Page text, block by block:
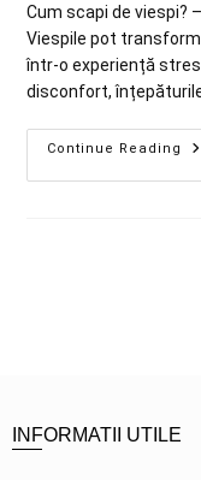
Cum scapi de viespi?
Viespile pot
într-o experiență
disconfort, înțepăturile
Continue Reading
INFORMATII UTILE